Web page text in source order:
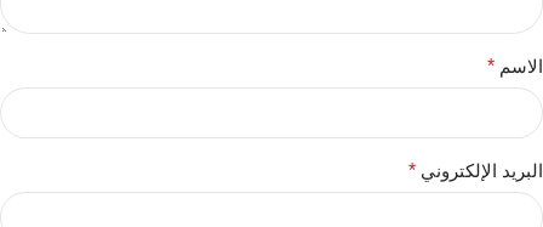
الاسم *
البريد الإلكتروني *